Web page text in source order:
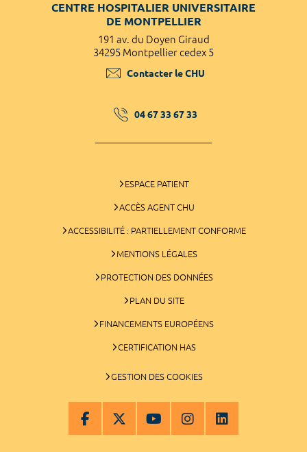
CENTRE HOSPITALIER UNIVERSITAIRE
DE MONTPELLIER
191 av. du Doyen Giraud
34295 Montpellier cedex 5
Contacter le CHU
04 67 33 67 33
ESPACE PATIENT
ACCÈS AGENT CHU
ACCESSIBILITÉ : PARTIELLEMENT CONFORME
MENTIONS LÉGALES
PROTECTION DES DONNÉES
PLAN DU SITE
FINANCEMENTS EUROPÉENS
CERTIFICATION HAS
GESTION DES COOKIES